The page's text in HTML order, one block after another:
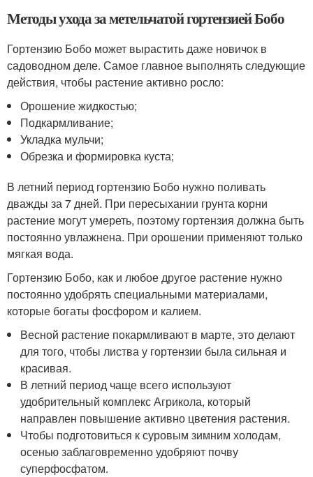
Методы ухода за метельчатой гортензией Бобо
Гортензию Бобо может вырастить даже новичок в
садоводном деле. Самое главное выполнять следующие
действия, чтобы растение активно росло:
Орошение жидкостью;
Подкармливание;
Укладка мульчи;
Обрезка и формировка куста;
В летний период гортензию Бобо нужно поливать
дважды за 7 дней. При пересыхании грунта корни
растение могут умереть, поэтому гортензия должна быть
постоянно увлажнена. При орошении применяют только
мягкая вода.
Гортензию Бобо, как и любое другое растение нужно
постоянно удобрять специальными материалами,
которые богаты фосфором и калием.
Весной растение покармливают в марте, это делают
для того, чтобы листва у гортензии была сильная и
красивая.
В летний период чаще всего используют
удобрительный комплекс Агрикола, который
направлен повышение активно цветения растения.
Чтобы подготовиться к суровым зимним холодам,
осенью заблаговременно удобряют почву
суперфосфатом.